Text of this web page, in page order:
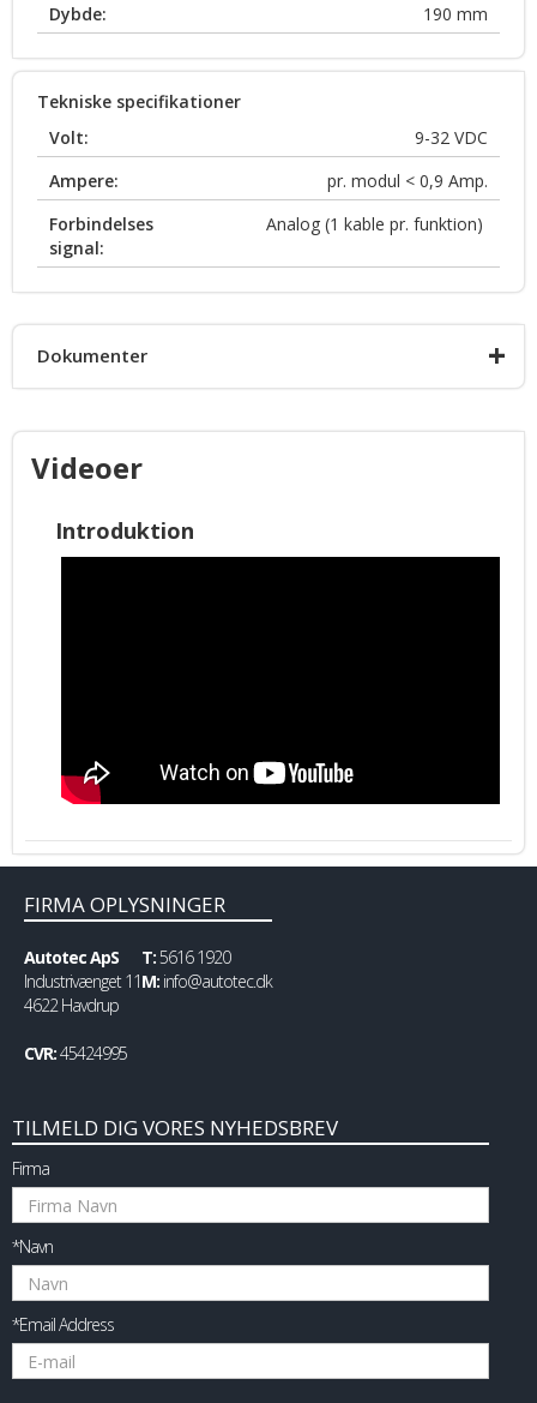
Dokumenter +
Dybde:
190 mm
Tekniske specifikationer
Volt:
9-32 VDC
Ampere:
pr. modul < 0,9 Amp.
Forbindelses
signal:
Analog (1 kable pr. funktion)
Videoer
Introduktion
FIRMA OPLYSNINGER
Autotec ApS
Industrivænget 11
4622 Havdrup
CVR:45424995
T:5616 1920
M: info@autotec.dk
TILMELD DIG VORES NYHEDSBREV
Firma
*Navn
*Email Address